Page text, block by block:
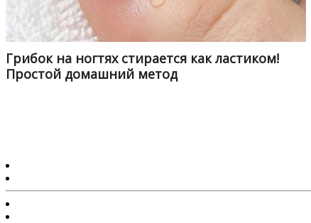
Грибок на ногтях стирается как ластиком!
Простой домашний метод